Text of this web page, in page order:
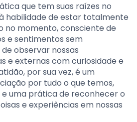
que tem suas raízes no
habilidade de estar totalmente
no momento, consciente de
e sentimentos sem
observar nossas
e externas com curiosidade e
por sua vez, é um
por tudo o que temos,
e uma prática de reconhecer o
e experiências em nossas